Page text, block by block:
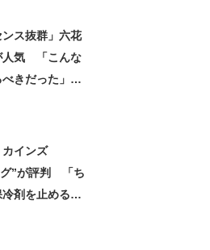
ンス抜群」六花
人気 「こんな
きだった」
インズ
グ”が評判 「ち
剤を止めるベ